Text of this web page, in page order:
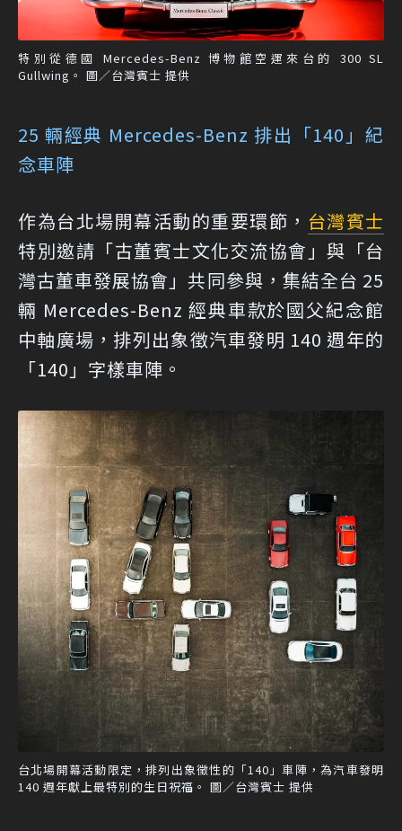
特別從德國 Mercedes-Benz 博物館空運來台的 300 SL
Gullwing。 圖／台灣賓士 提供
25 輛經典 Mercedes-Benz 排出「140」紀
念車陣
作為台北場開幕活動的重要環節， 台灣賓士
特別邀請「古董賓士文化交流協會」與「台
灣古董車發展協會」共同參與，集結全台 25
輛 Mercedes-Benz 經典車款於國父紀念館
中軸廣場，排列出象徵汽車發明 140 週年的
「140」字樣車陣。
台北場開幕活動限定，排列出象徵性的「140」車陣，為汽車發明
140 週年獻上最特別的生日祝福。 圖／台灣賓士 提供